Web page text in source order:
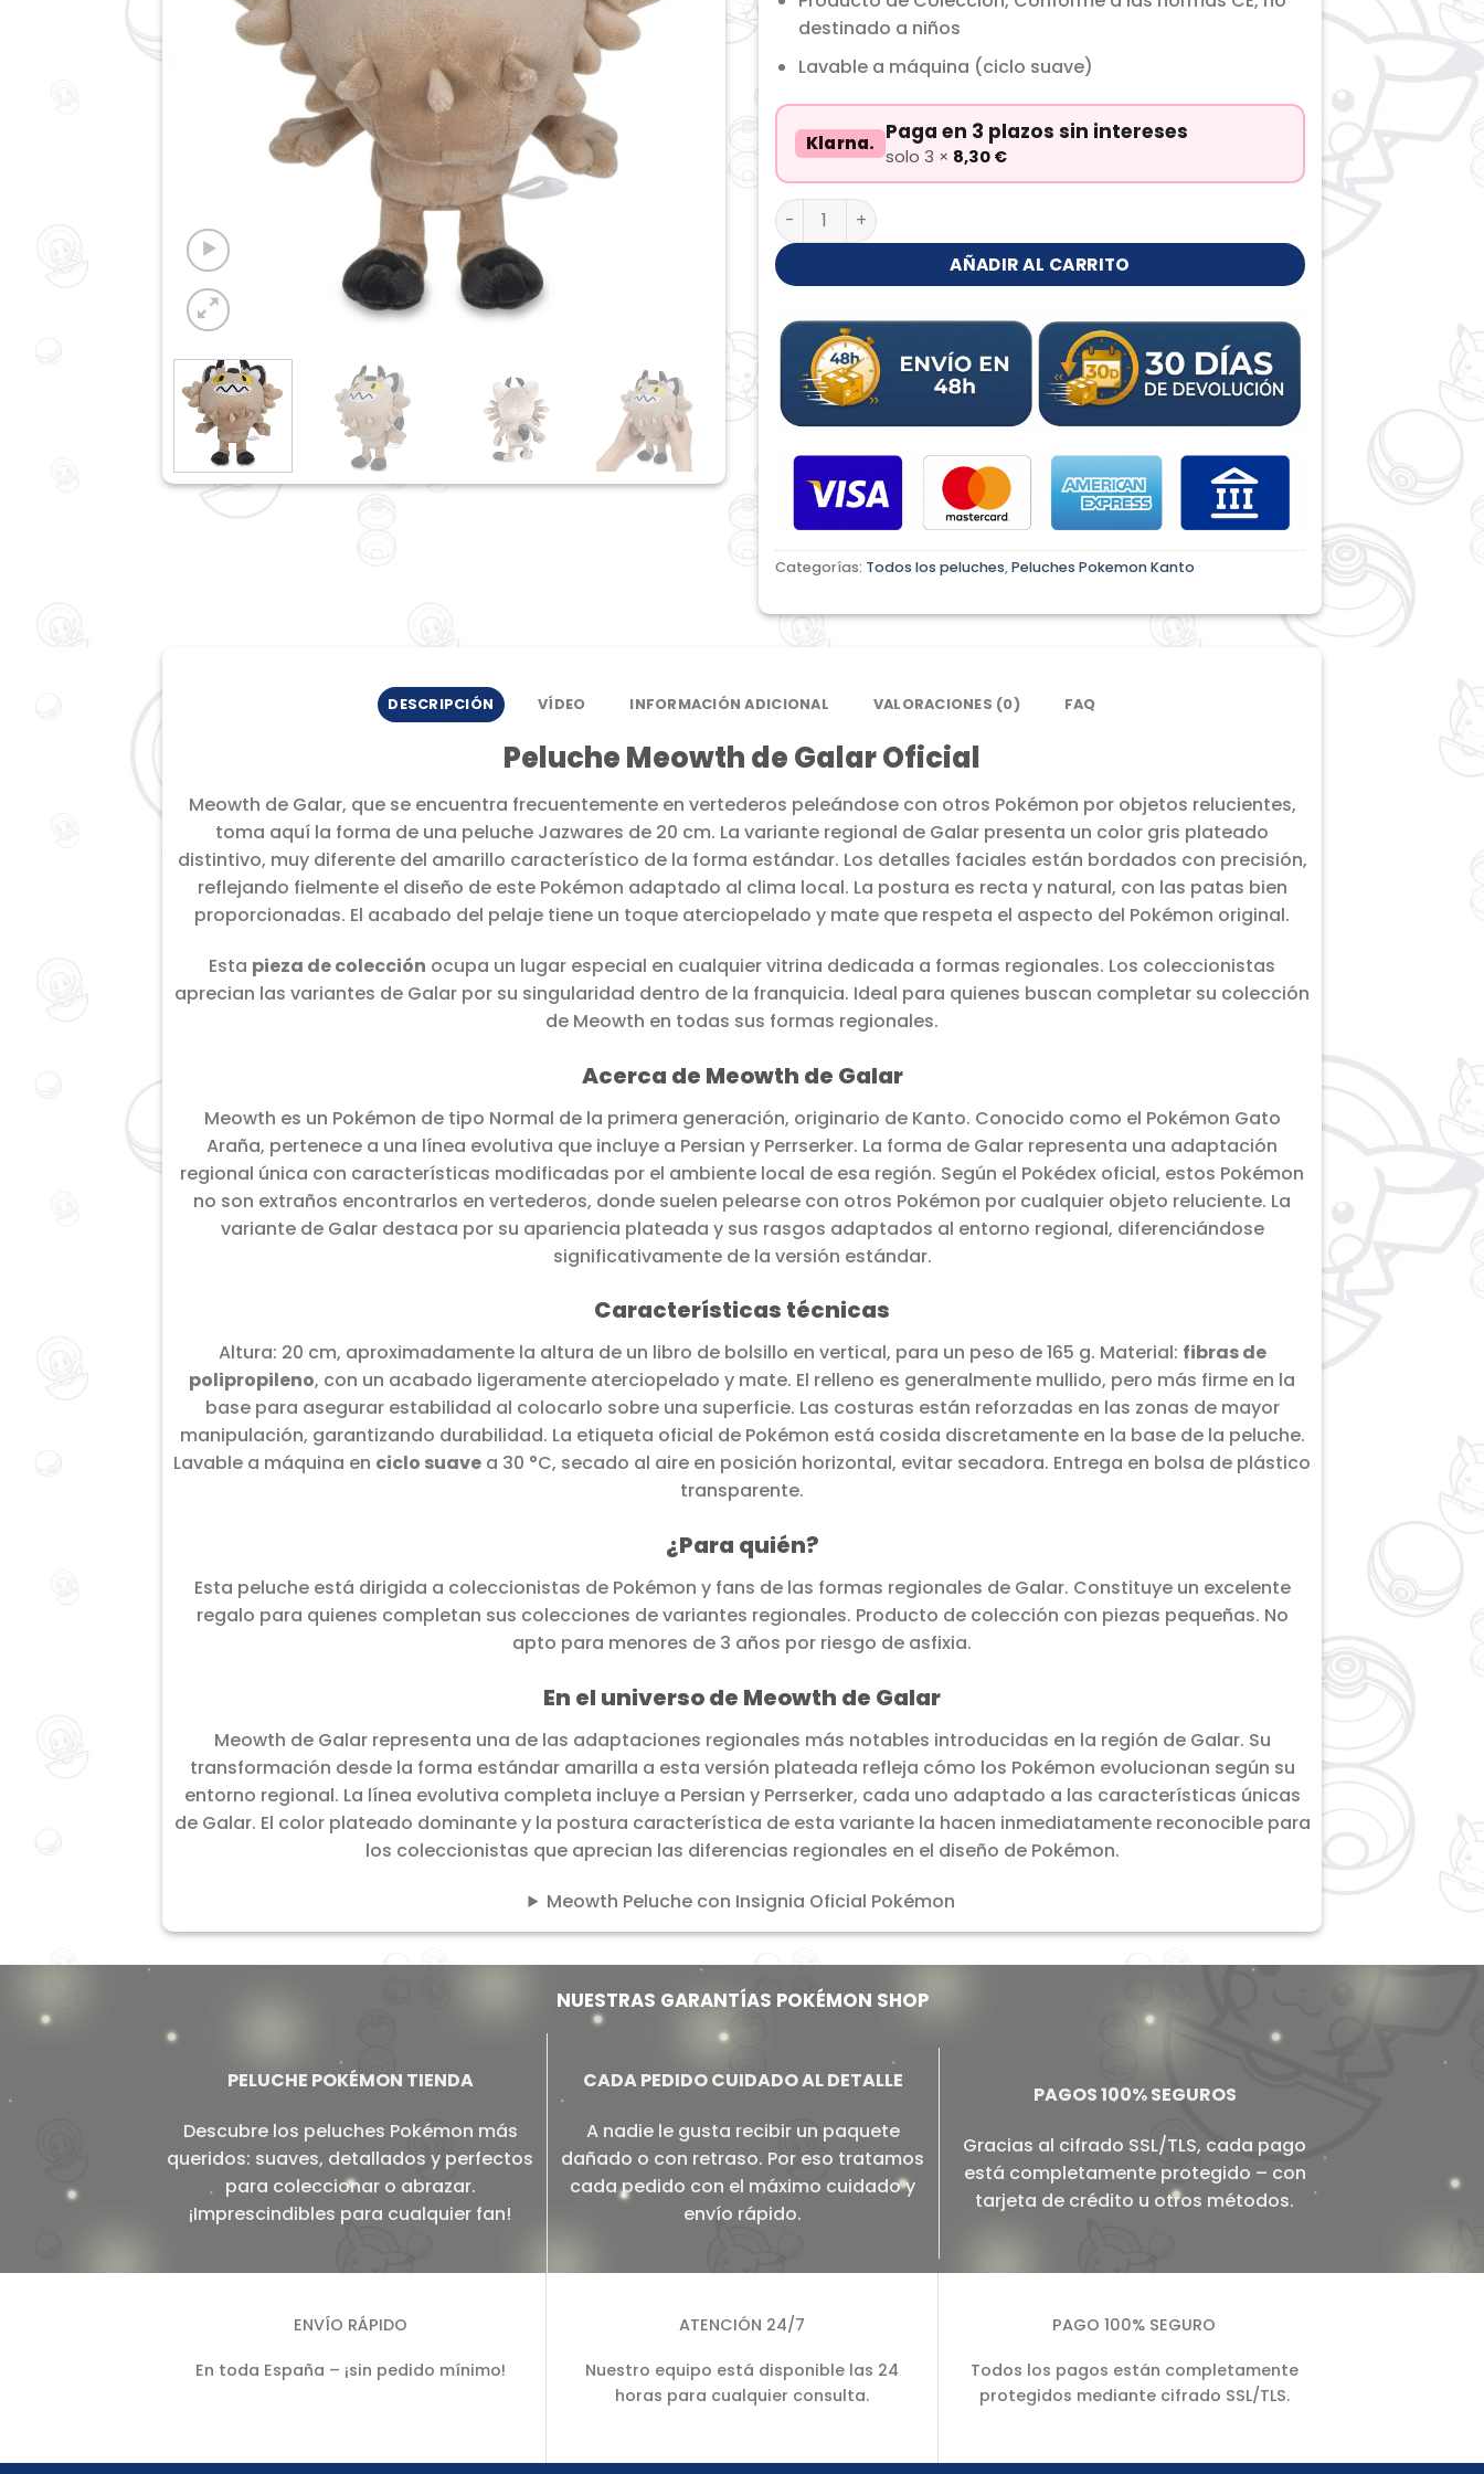
destinado a niños
Lavable a máquina (ciclo suave)
Klarna. Paga en 3 plazos sin intereses
solo 3 × 8,30 €
Meowth de Galar Peluche cantidad
AÑADIR AL CARRITO
Categorías: Todos los peluches,Peluches Pokemon Kanto
DESCRIPCIÓN VÍDEO INFORMACIÓN ADICIONAL VALORACIONES (0) FAQ
Peluche Meowth de Galar Oficial
Meowth de Galar, que se encuentra frecuentemente en vertederos peleándose con otros Pokémon por objetos relucientes,
toma aquí la forma de una peluche Jazwares de 20 cm. La variante regional de Galar presenta un color gris plateado
distintivo, muy diferente del amarillo característico de la forma estándar. Los detalles faciales están bordados con precisión,
reflejando fielmente el diseño de este Pokémon adaptado al clima local. La postura es recta y natural, con las patas bien
proporcionadas. El acabado del pelaje tiene un toque aterciopelado y mate que respeta el aspecto del Pokémon original.
Esta pieza de colección ocupa un lugar especial en cualquier vitrina dedicada a formas regionales. Los coleccionistas
aprecian las variantes de Galar por su singularidad dentro de la franquicia. Ideal para quienes buscan completar su colección
de Meowth en todas sus formas regionales.
Acerca de Meowth de Galar
Meowth es un Pokémon de tipo Normal de la primera generación, originario de Kanto. Conocido como el Pokémon Gato
Araña, pertenece a una línea evolutiva que incluye a Persian y Perrserker. La forma de Galar representa una adaptación
regional única con características modificadas por el ambiente local de esa región. Según el Pokédex oficial, estos Pokémon
no son extraños encontrarlos en vertederos, donde suelen pelearse con otros Pokémon por cualquier objeto reluciente. La
variante de Galar destaca por su apariencia plateada y sus rasgos adaptados al entorno regional, diferenciándose
significativamente de la versión estándar.
Características técnicas
Altura: 20 cm, aproximadamente la altura de un libro de bolsillo en vertical, para un peso de 165 g. Material: fibras de
polipropileno, con un acabado ligeramente aterciopelado y mate. El relleno es generalmente mullido, pero más firme en la
base para asegurar estabilidad al colocarlo sobre una superficie. Las costuras están reforzadas en las zonas de mayor
manipulación, garantizando durabilidad. La etiqueta oficial de Pokémon está cosida discretamente en la base de la peluche.
Lavable a máquina en ciclo suave a 30 °C, secado al aire en posición horizontal, evitar secadora. Entrega en bolsa de plástico
transparente.
¿Para quién?
Esta peluche está dirigida a coleccionistas de Pokémon y fans de las formas regionales de Galar. Constituye un excelente
regalo para quienes completan sus colecciones de variantes regionales. Producto de colección con piezas pequeñas. No
apto para menores de 3 años por riesgo de asfixia.
En el universo de Meowth de Galar
Meowth de Galar representa una de las adaptaciones regionales más notables introducidas en la región de Galar. Su
transformación desde la forma estándar amarilla a esta versión plateada refleja cómo los Pokémon evolucionan según su
entorno regional. La línea evolutiva completa incluye a Persian y Perrserker, cada uno adaptado a las características únicas
de Galar. El color plateado dominante y la postura característica de esta variante la hacen inmediatamente reconocible para
los coleccionistas que aprecian las diferencias regionales en el diseño de Pokémon.
Meowth Peluche con Insignia Oficial Pokémon
NUESTRAS GARANTÍAS POKÉMON SHOP
PELUCHE POKÉMON TIENDA
Descubre los peluches Pokémon más
queridos: suaves, detallados y perfectos
para coleccionar o abrazar.
¡Imprescindibles para cualquier fan!
CADA PEDIDO CUIDADO AL DETALLE
A nadie le gusta recibir un paquete
dañado o con retraso. Por eso tratamos
cada pedido con el máximo cuidado y
envío rápido.
PAGOS 100% SEGUROS
Gracias al cifrado SSL/TLS, cada pago
está completamente protegido – con
tarjeta de crédito u otros métodos.
ENVÍO RÁPIDO
En toda España – ¡sin pedido mínimo!
ATENCIÓN 24/7
Nuestro equipo está disponible las 24
horas para cualquier consulta.
PAGO 100% SEGURO
Todos los pagos están completamente
protegidos mediante cifrado SSL/TLS.